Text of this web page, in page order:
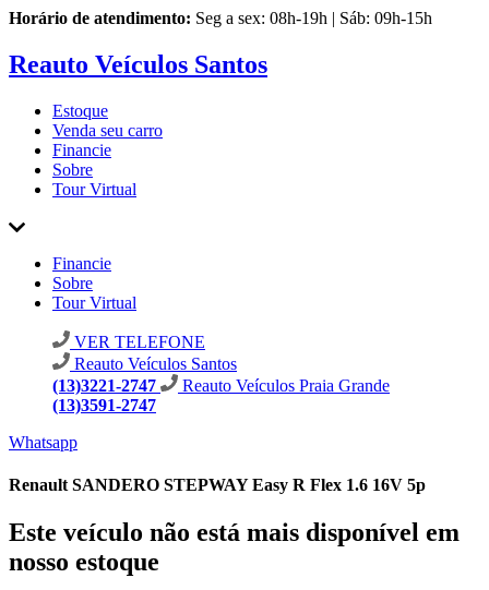
Horário de atendimento: Seg a sex: 08h-19h | Sáb: 09h-15h
Reauto Veículos Santos
Estoque
Venda seu carro
Financie
Sobre
Tour Virtual
Financie
Sobre
Tour Virtual
VER TELEFONE
Reauto Veículos Santos
(13)3221-2747
Reauto Veículos Praia Grande
(13)3591-2747
Whatsapp
Renault SANDERO STEPWAY Easy R Flex 1.6 16V 5p
Este veículo não está mais disponível em
nosso estoque